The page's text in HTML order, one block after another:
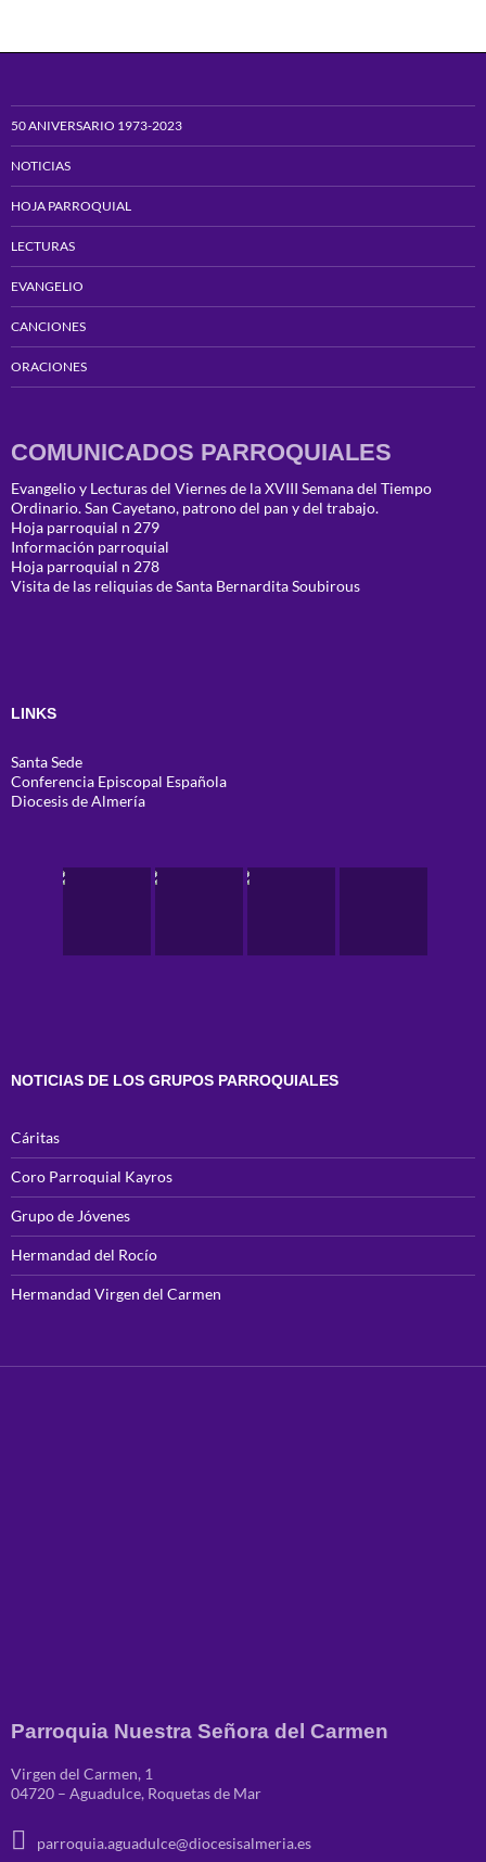
50 ANIVERSARIO 1973-2023
NOTICIAS
HOJA PARROQUIAL
LECTURAS
EVANGELIO
CANCIONES
ORACIONES
COMUNICADOS PARROQUIALES
Evangelio y Lecturas del Viernes de la XVIII Semana del Tiempo
Ordinario. San Cayetano, patrono del pan y del trabajo.
Hoja parroquial n 279
Información parroquial
Hoja parroquial n 278
Visita de las reliquias de Santa Bernardita Soubirous
LINKS
Santa Sede
Conferencia Episcopal Española
Diocesis de Almería
NOTICIAS DE LOS GRUPOS PARROQUIALES
Cáritas
Coro Parroquial Kayros
Grupo de Jóvenes
Hermandad del Rocío
Hermandad Virgen del Carmen
Parroquia Nuestra Señora del Carmen
Virgen del Carmen, 1
04720 – Aguadulce, Roquetas de Mar
parroquia.aguadulce@diocesisalmeria.es